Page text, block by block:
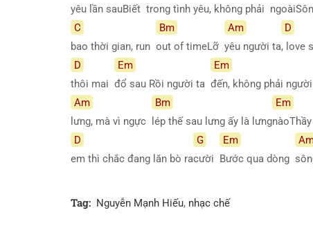
yêu lần sauBiết trong tình yêu, không phải
C
bao thời gian, run
Bm
out of timeLỡ
Am
yêu người ta
D
, love
D
thôi mai
Em
đổ sau Rồi người ta
Em
đến, không phải
Am
lưng, mà vì ngực
Bm
lép thế sau lưng ấy là lưng
Em
D
em thì chắc đang lăn bò ra
G
cười
Em
Bước qua dòng
Tag: Nguyễn Mạnh Hiếu, nhạc chế